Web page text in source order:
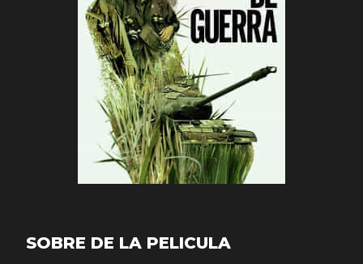
SOBRE DE LA PELICULA